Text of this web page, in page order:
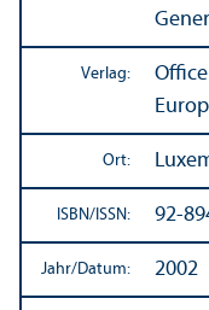
Verlag:
Ort:
ISBN/ ISSN: 92-
Jahr/Datum: 2002